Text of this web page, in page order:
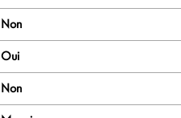
Non
Oui
Non